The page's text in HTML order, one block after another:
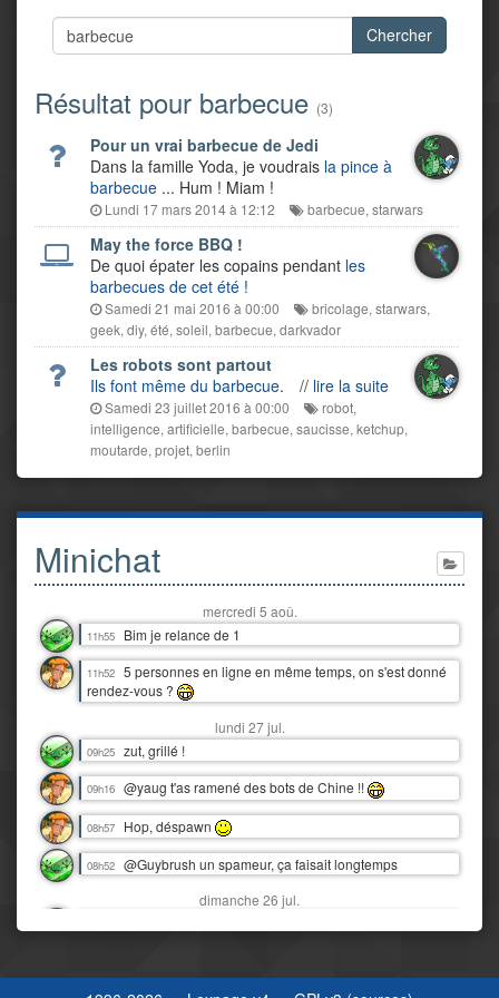
Chercher
Résultat pour barbecue (3)
Pour un vrai barbecue de Jedi
Dans la famille Yoda, je voudrais la pince à
barbecue ... Hum ! Miam !
Lundi 17 mars 2014 à 12:12 barbecue, starwars
May the force BBQ !
De quoi épater les copains pendant les
barbecues de cet été !
Samedi 21 mai 2016 à 00:00 bricolage, starwars,
geek, diy, été, soleil, barbecue, darkvador
Les robots sont partout
Ils font même du barbecue. // lire la suite
Samedi 23 juillet 2016 à 00:00 robot,
intelligence, artificielle, barbecue, saucisse, ketchup,
moutarde, projet, berlin
Minichat
mercredi 5 aoû.
11h55 Bim je relance de 1
11h52 5 personnes en ligne en même temps, on s'est donné
rendez-vous ?
lundi 27 jul.
09h25 zut, grillé !
09h16 @yaug t'as ramené des bots de Chine !!
08h57 Hop, déspawn
08h52 @Guybrush un spameur, ça faisait longtemps
dimanche 26 jul.
J'étais moins heureux que quand c'était juste de la pluie ! :D